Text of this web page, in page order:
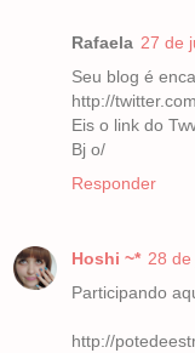
Rafaela 27 de
Seu blog é
http://
Eis o link do
Bj o/
Responder
Hoshi ~* 28
Participando
http://